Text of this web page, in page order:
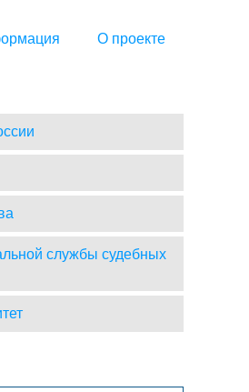
О проекте
службы судебных